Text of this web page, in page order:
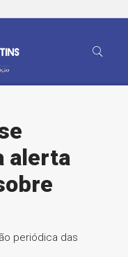
alerta
periódica das